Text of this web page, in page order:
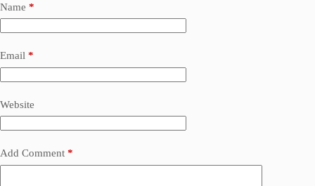
Name *
Email *
Website
Add Comment *